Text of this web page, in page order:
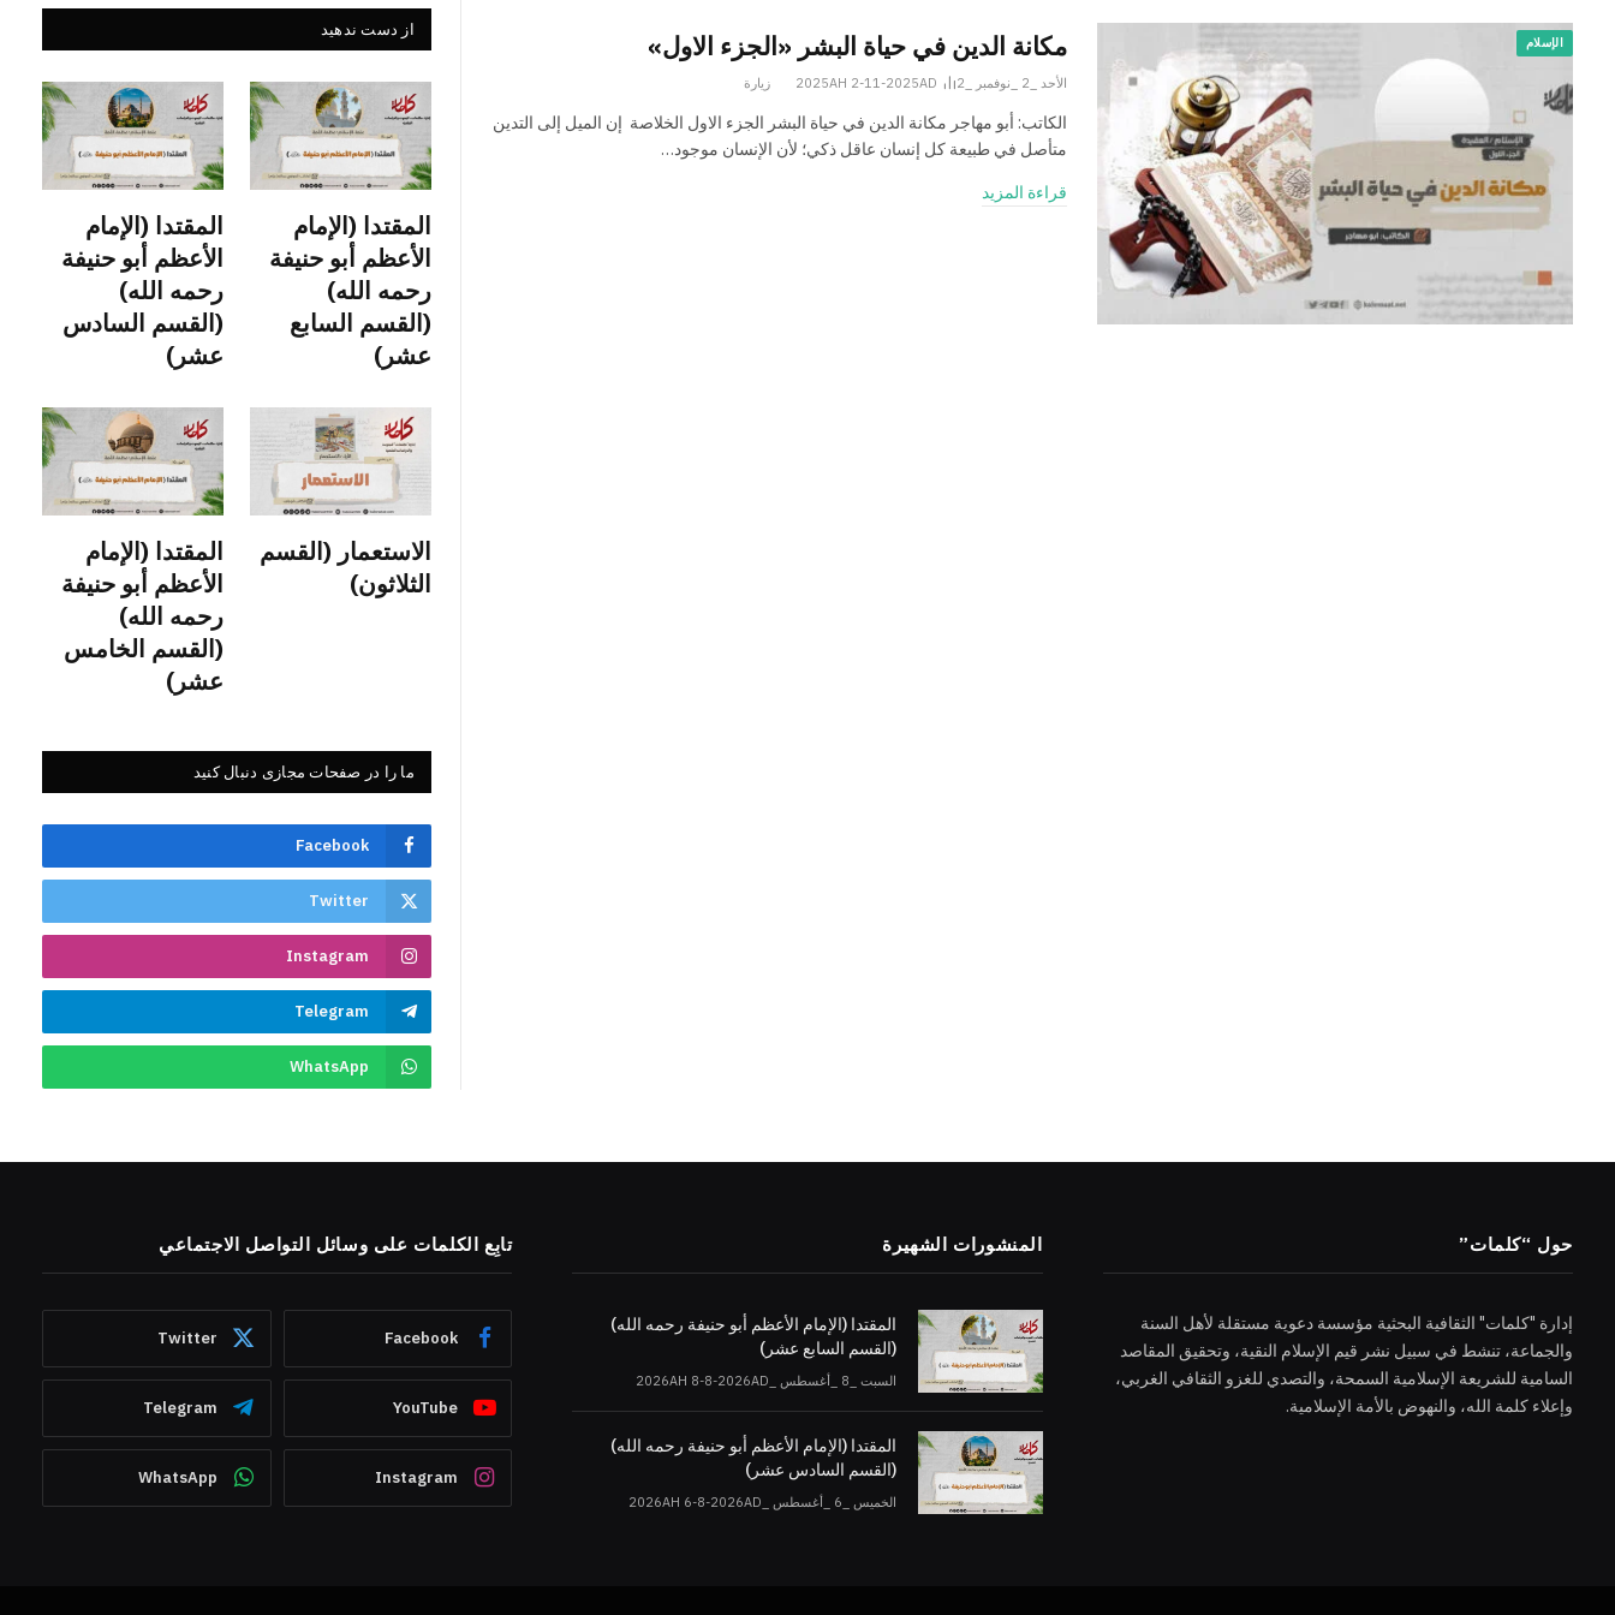
الإسلام مكانة الدين في حياة البشر «الجزء الاول»
الأحد _2 _نوفمبر _2025AH 2-11-2025AD 2 زيارة
الكاتب: أبو مهاجر مكانة الدين في حياة البشر الجزء الاول الخلاصة إن الميل إلى التدين
متأصل في طبيعة كل إنسان عاقل ذكي؛ لأن الإنسان موجود…
قراءة المزيد
از دست ندهید
المقتدا (الإمام
الأعظم أبو حنيفة
رحمه الله)
(القسم السابع
عشر)
المقتدا (الإمام
الأعظم أبو حنيفة
رحمه الله)
(القسم السادس
عشر)
الاستعمار (القسم
الثلاثون)
المقتدا (الإمام
الأعظم أبو حنيفة
رحمه الله)
(القسم الخامس
عشر)
ما را در صفحات مجازی دنبال کنید
Facebook
Twitter
Instagram
Telegram
WhatsApp
حول “كلمات”
إدارة "كلمات" الثقافية البحثية مؤسسة دعوية مستقلة لأهل السنة
والجماعة، تنشط في سبيل نشر قيم الإسلام النقية، وتحقيق المقاصد
السامية للشريعة الإسلامية السمحة، والتصدي للغزو الثقافي الغربي،
وإعلاء كلمة الله، والنهوض بالأمة الإسلامية.
المنشورات الشهيرة
المقتدا (الإمام الأعظم أبو حنيفة رحمه الله)
(القسم السابع عشر)
السبت _8 _أغسطس _2026AH 8-8-2026AD
المقتدا (الإمام الأعظم أبو حنيفة رحمه الله)
(القسم السادس عشر)
الخميس _6 _أغسطس _2026AH 6-8-2026AD
تابِع الكلمات على وسائل التواصل الاجتماعي
Facebook
Twitter
YouTube
Telegram
Instagram
WhatsApp